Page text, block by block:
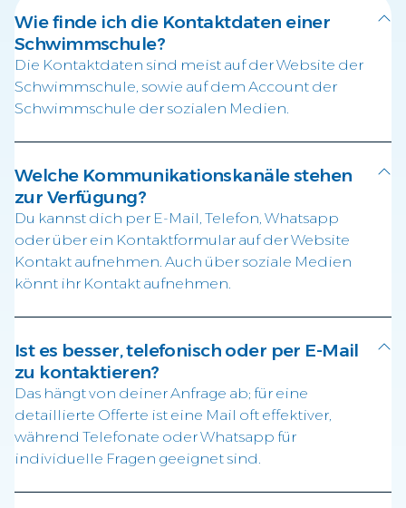
Wie finde ich die Kontaktdaten einer
Schwimmschule?
Die Kontaktdaten sind meist auf der Website der
Schwimmschule, sowie auf dem Account der
Schwimmschule der sozialen Medien.
Welche Kommunikationskanäle stehen
zur Verfügung?
Du kannst dich per E-Mail, Telefon, Whatsapp
oder über ein Kontaktformular auf der Website
Kontakt aufnehmen. Auch über soziale Medien
könnt ihr Kontakt aufnehmen.
Ist es besser, telefonisch oder per E-Mail
zu kontaktieren?
Das hängt von deiner Anfrage ab; für eine
detaillierte Offerte ist eine Mail oft effektiver,
während Telefonate oder Whatsapp für
individuelle Fragen geeignet sind.